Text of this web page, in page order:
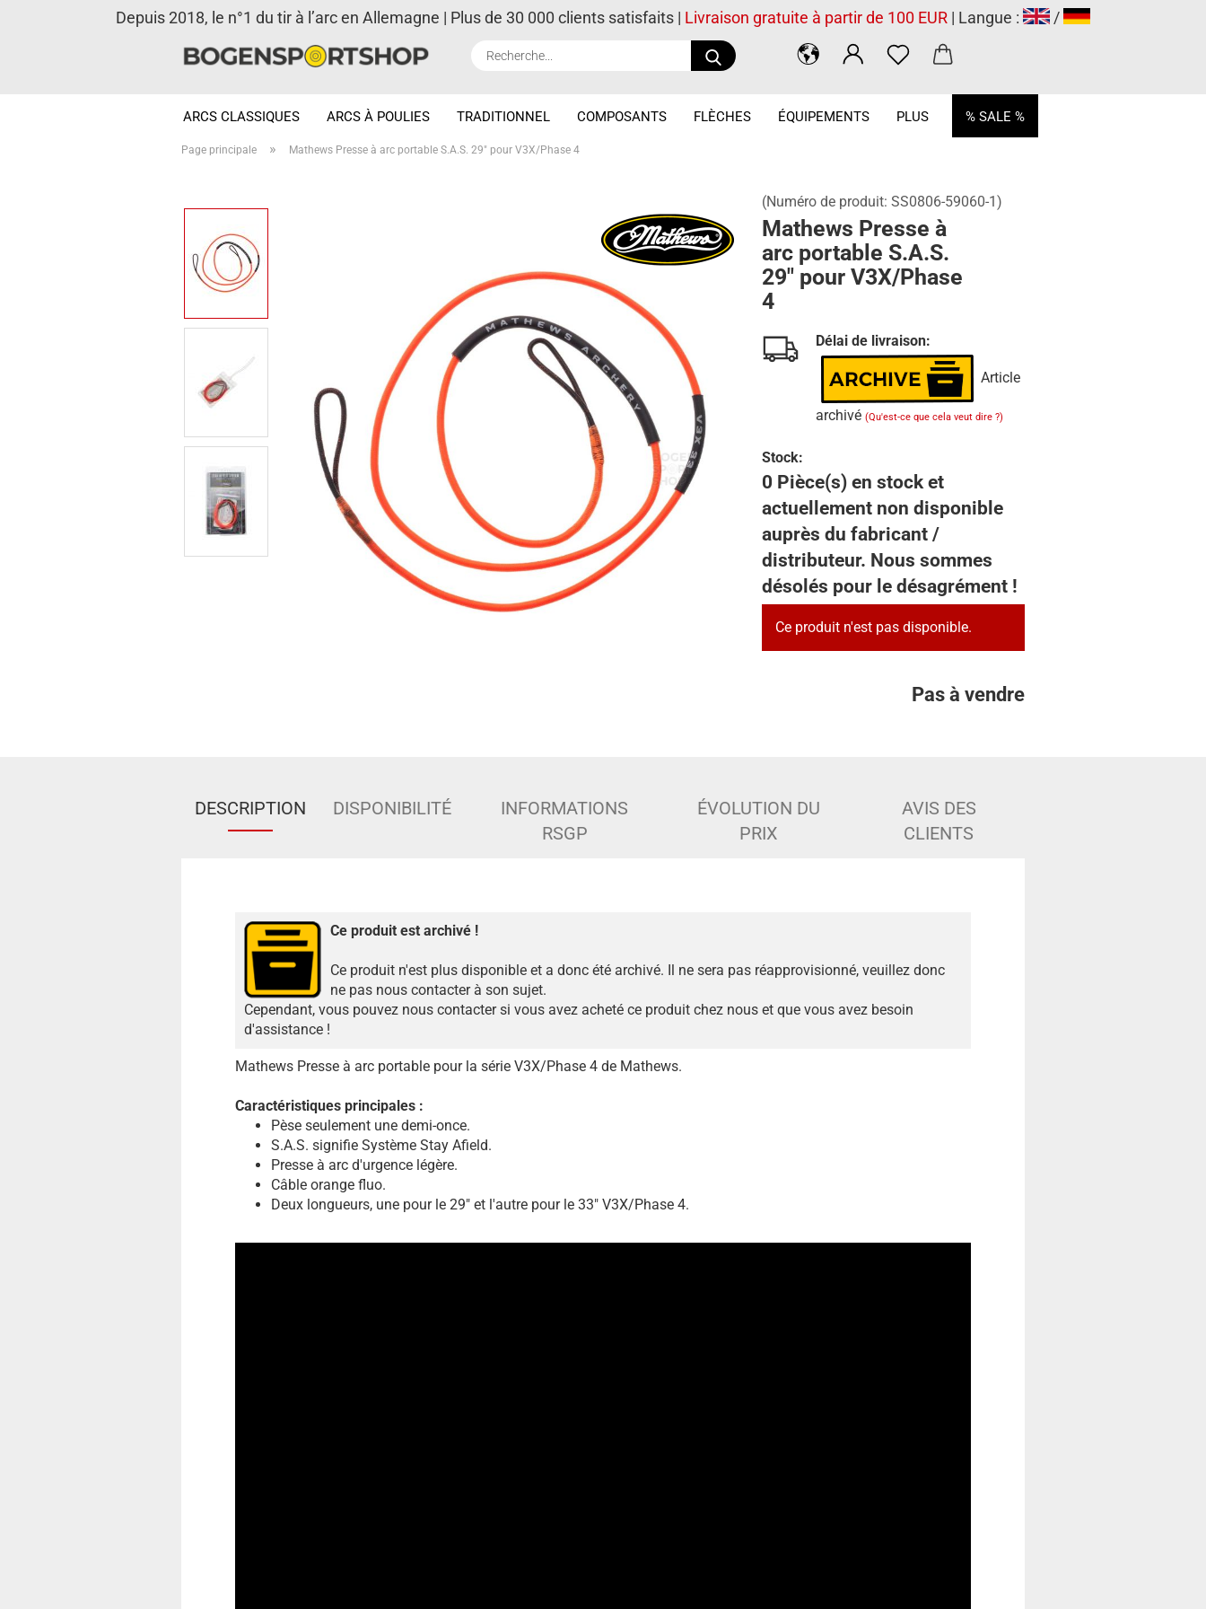
Recherche...
Depuis 2018, le n°1 du tir à l’arc en Allemagne | Plus de 30 000 clients satisfaits | Livraison gratuite à partir de 100 EUR | Langue : /
ARCS CLASSIQUES ARCS À POULIES TRADITIONNEL COMPOSANTS FLÈCHES ÉQUIPEMENTS % SALE %
PLUS
Page principale » Mathews Presse à arc portable S.A.S. 29" pour V3X/Phase 4
(Numéro de produit: SS0806-59060-1)
Mathews Presse à
arc portable S.A.S.
29" pour V3X/Phase
4
Délai de livraison:
Article
archivé (Qu'est-ce que cela veut dire ?)
Stock:
0 Pièce(s) en stock et
actuellement non disponible
auprès du fabricant /
distributeur. Nous sommes
désolés pour le désagrément !
Ce produit n'est pas disponible.
Pas à vendre
DESCRIPTION DISPONIBILITÉ
INFORMATIONS
RSGP
ÉVOLUTION DU
PRIX
AVIS DES
CLIENTS
Ce produit est archivé !
Ce produit n'est plus disponible et a donc été archivé. Il ne sera pas réapprovisionné, veuillez donc
ne pas nous contacter à son sujet.
Cependant, vous pouvez nous contacter si vous avez acheté ce produit chez nous et que vous avez besoin
d'assistance !
Mathews Presse à arc portable pour la série V3X/Phase 4 de Mathews.
Caractéristiques principales :
Pèse seulement une demi-once.
S.A.S. signifie Système Stay Afield.
Presse à arc d'urgence légère.
Câble orange fluo.
Deux longueurs, une pour le 29" et l'autre pour le 33" V3X/Phase 4.